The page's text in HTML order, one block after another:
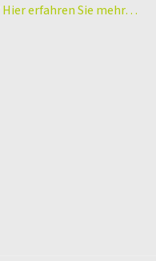
Hier erfahren Sie mehr…